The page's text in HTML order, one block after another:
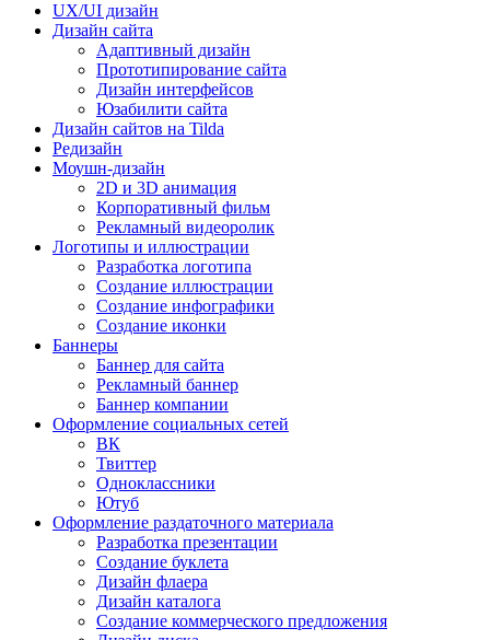
UX/UI дизайн
Дизайн сайта
Адаптивный дизайн
Прототипирование сайта
Дизайн интерфейсов
Юзабилити сайта
Дизайн сайтов на Tilda
Редизайн
Моушн-дизайн
2D и 3D анимация
Корпоративный фильм
Рекламный видеоролик
Логотипы и иллюстрации
Разработка логотипа
Создание иллюстрации
Создание инфографики
Создание иконки
Баннеры
Баннер для сайта
Рекламный баннер
Баннер компании
Оформление социальных сетей
ВК
Твиттер
Одноклассники
Ютуб
Оформление раздаточного материала
Разработка презентации
Создание буклета
Дизайн флаера
Дизайн каталога
Создание коммерческого предложения